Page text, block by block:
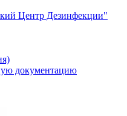
Центр Дезинфекции"
документацию